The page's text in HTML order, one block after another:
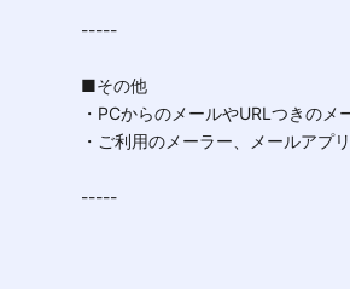
-----
■その他
・PCからのメールやURLつきのメ
・ご利用のメーラー、メールアプ
-----